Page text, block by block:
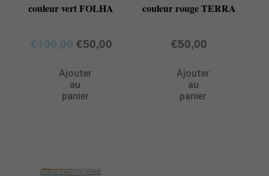
couleur vert FOLHA
€100,00 €50,00
Ajouter
au
panier
couleur rouge TERRA
€50,00
Ajouter
au
panier